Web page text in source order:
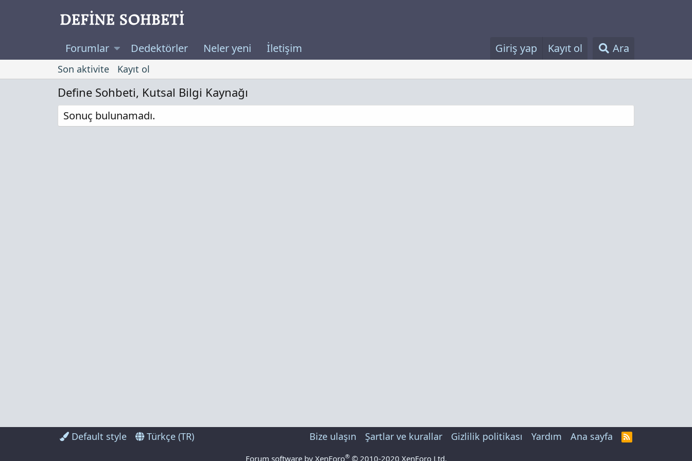
Forumlar Dedektörler Neler yeni İletişim Giriş yap Kayıt ol Ara
Son aktivite Kayıt ol
Define Sohbeti, Kutsal Bilgi Kaynağı
Sonuç bulunamadı.
Default style Türkçe (TR) Bize ulaşın Şartlar ve kurallar Gizlilik politikası Yardım Ana sayfa
R
Forum software by XenForo® © 2010-2020 XenForo Ltd.